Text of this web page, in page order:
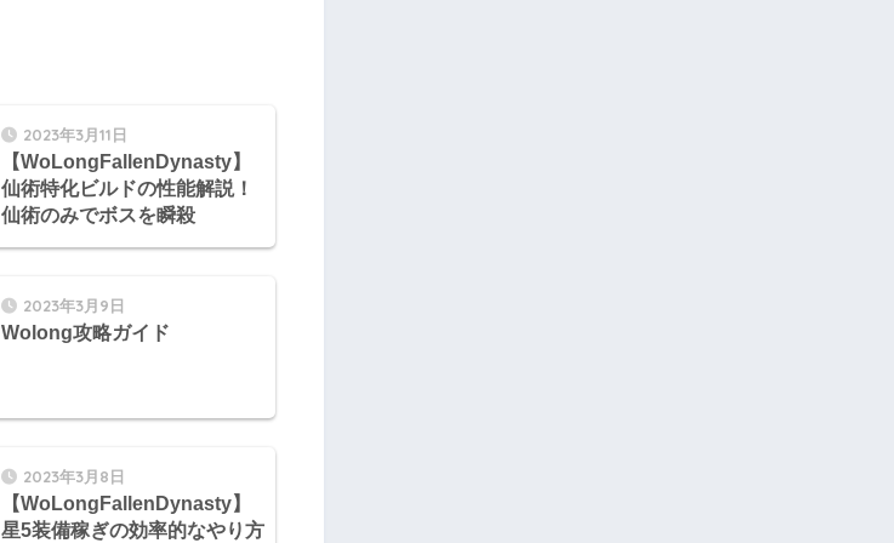
2023年3月11日
【WoLongFallenDynasty】
仙術特化ビルドの性能解説！
仙術のみでボスを瞬殺
2023年3月9日
Wolong攻略ガイド
2023年3月8日
【WoLongFallenDynasty】
星5装備稼ぎの効率的なやり方